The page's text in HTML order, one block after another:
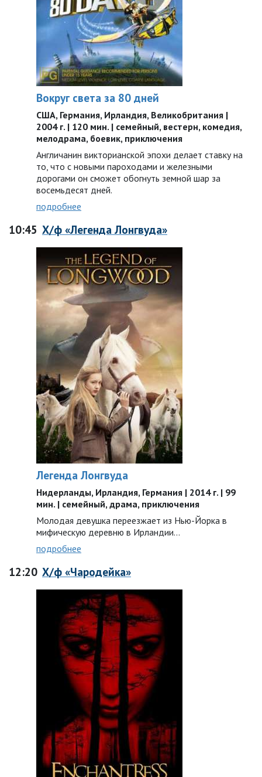
Вокруг света за 80 дней
США, Германия, Ирландия, Великобритания |
2004 г. | 120 мин. | семейный, вестерн, комедия,
мелодрама, боевик, приключения
Англичанин викторианской эпохи делает ставку на
то, что с новыми пароходами и железными
дорогами он сможет обогнуть земной шар за
восемьдесят дней.
подробнее
10:45 Х/ф «Легенда Лонгвуда»
Легенда Лонгвуда
Нидерланды, Ирландия, Германия | 2014 г. | 99
мин. | семейный, драма, приключения
Молодая девушка переезжает из Нью-Йорка в
мифическую деревню в Ирландии…
подробнее
12:20 Х/ф «Чародейка»